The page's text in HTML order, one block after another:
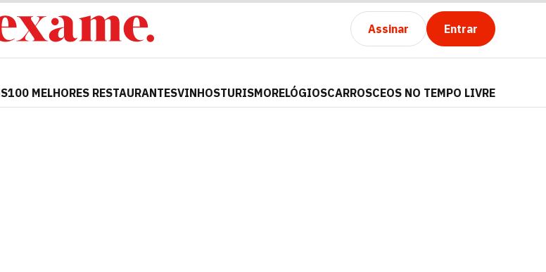
Assinar Entrar
100 MELHORES RESTAURANTESVINHOSTURISMORELÓGIOSCARROSCEOS NO TEMPO LIVRE